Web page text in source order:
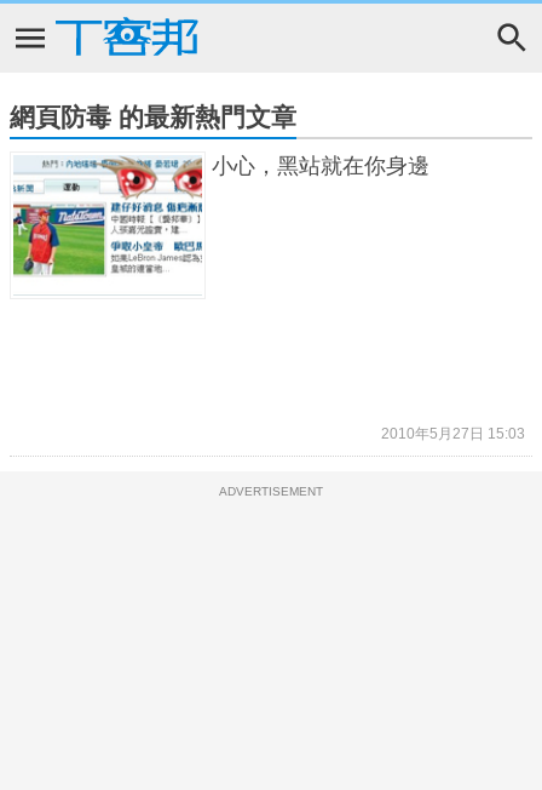
網頁防毒 的最新熱門文章
小心，黑站就在你身邊
2010年5月27日 15:03
ADVERTISEMENT